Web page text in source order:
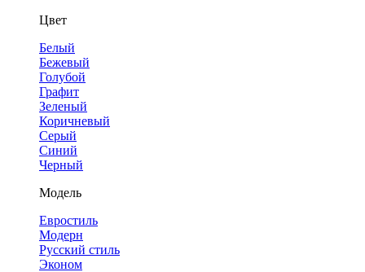
Цвет
Белый
Бежевый
Голубой
Графит
Зеленый
Коричневый
Серый
Синий
Черный
Модель
Евростиль
Модерн
Русский стиль
Эконом